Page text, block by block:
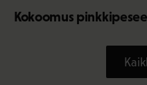
Kokoomus